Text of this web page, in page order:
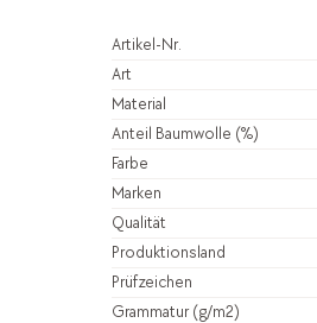
Artikel-Nr.
Art
Material
Anteil Baumwolle (%)
Farbe
Marken
Qualität
Produktionsland
Prüfzeichen
Grammatur (g/m2)